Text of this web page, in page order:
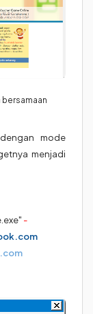
mode
menjadi
-